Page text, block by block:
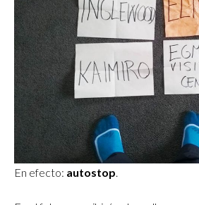
En efecto: autostop